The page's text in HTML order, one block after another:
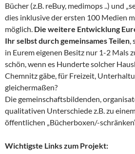
Bücher (z.B. reBuy, medimops ..) und
dies inklusive der ersten 100 Medien
möglich. Die weitere Entwicklung
Ihr selbst durch gemeinsames Teilen
in Eurem eigenen Besitz nur 1-2 Mals
schön, wenn es Hunderte solcher
Chemnitz gäbe, für Freizeit,
gleichermaßen?
Die gemeinschaftsbildenden,
qualitativen Unterschiede z.B. zu
öffentlichen „Bücherboxen/-
Wichtigste Links zum Projekt: